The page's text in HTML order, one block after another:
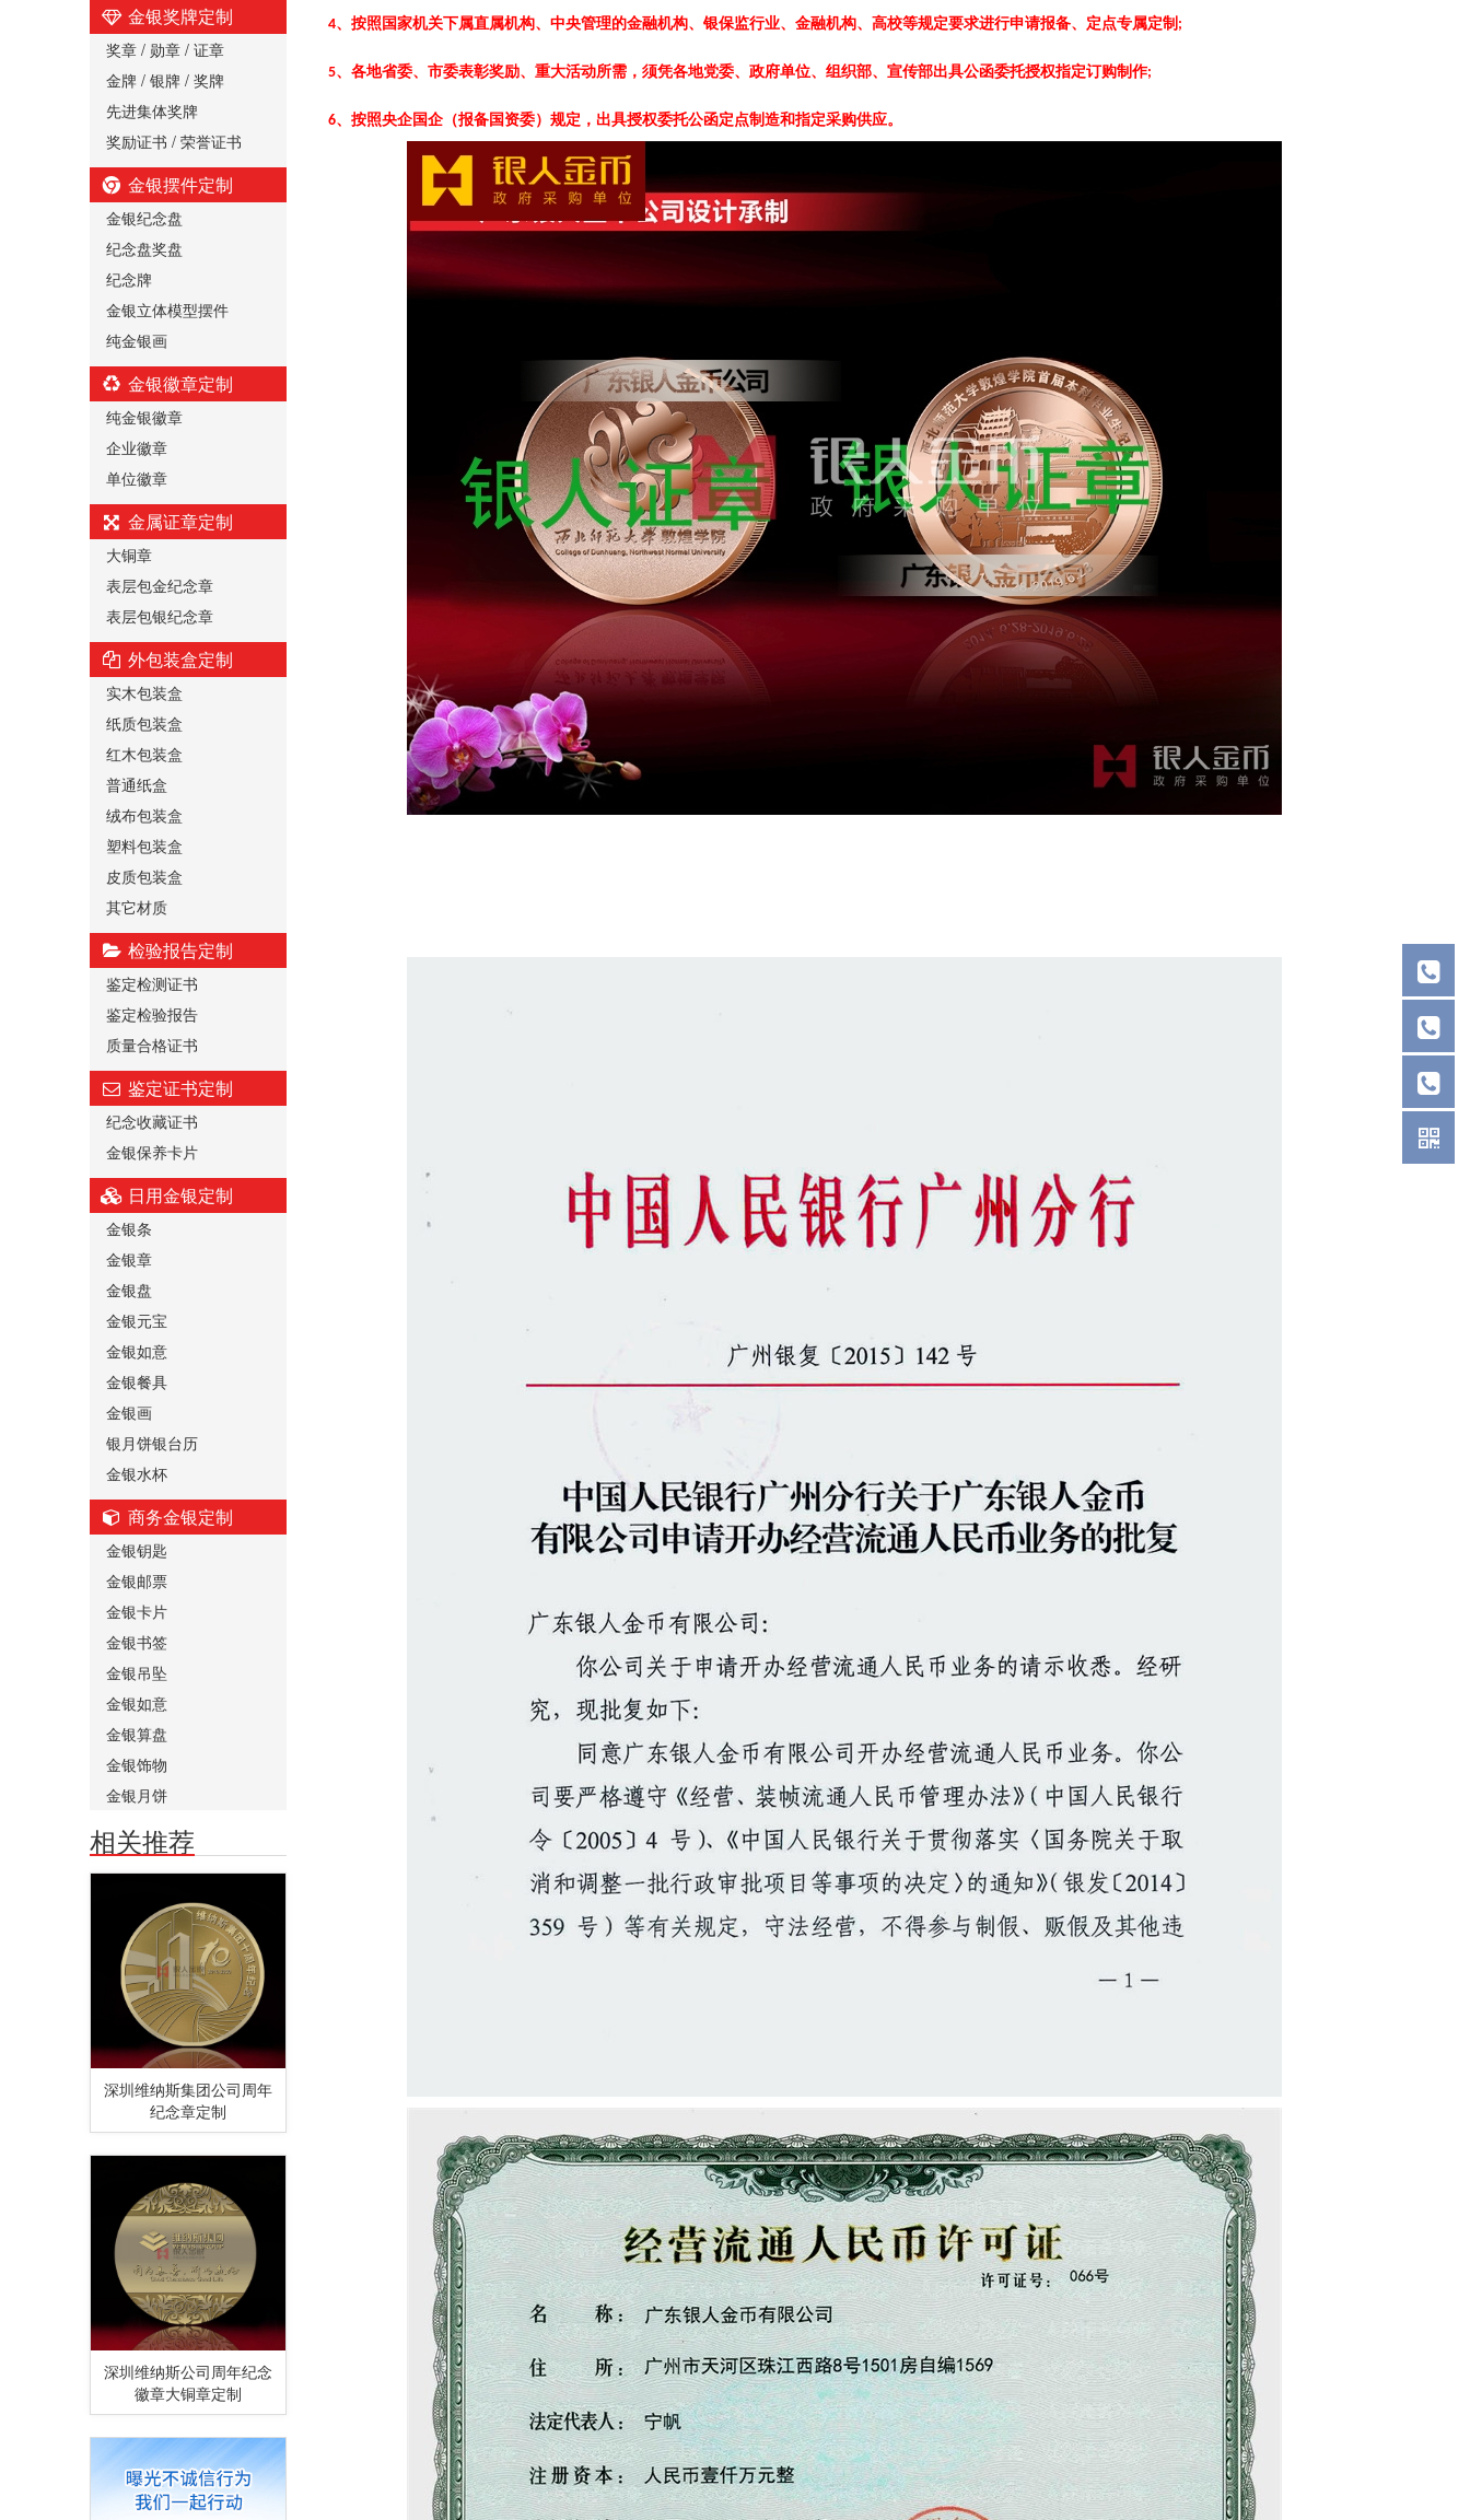
金银奖牌定制
奖章 / 勋章 / 证章
金牌 / 银牌 / 奖牌
先进集体奖牌
奖励证书 / 荣誉证书
金银摆件定制
金银纪念盘
纪念盘奖盘
纪念牌
金银立体模型摆件
纯金银画
金银徽章定制
纯金银徽章
企业徽章
单位徽章
金属证章定制
大铜章
表层包金纪念章
表层包银纪念章
外包装盒定制
实木包装盒
纸质包装盒
红木包装盒
普通纸盒
绒布包装盒
塑料包装盒
皮质包装盒
其它材质
检验报告定制
鉴定检测证书
鉴定检验报告
质量合格证书
鉴定证书定制
纪念收藏证书
金银保养卡片
日用金银定制
金银条
金银章
金银盘
金银元宝
金银如意
金银餐具
金银画
银月饼银台历
金银水杯
商务金银定制
金银钥匙
金银邮票
金银卡片
金银书签
金银吊坠
金银如意
金银算盘
金银饰物
金银月饼
相关推荐
深圳维纳斯集团公司周年
纪念章定制
深圳维纳斯公司周年纪念
徽章大铜章定制
4、按照国家机关下属直属机构、中央管理的金融机构、银保监行业、金融机构、高校等规定要求进行申请报备、定点专属定制 ;
5、各地省委、市委表彰奖励、重大活动所需，须凭各地党委、政府单位、组织部、宣传部出具公函委托授权指定订购制作;
6、按照央企国企（报备国资委）规定，出具授权委托公函定点制造和指定采购供应。